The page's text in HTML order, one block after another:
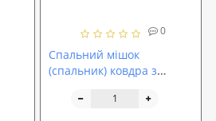
0
Спальний мішок
(спальник) ковдра з
Осінь-Весна OSPORT